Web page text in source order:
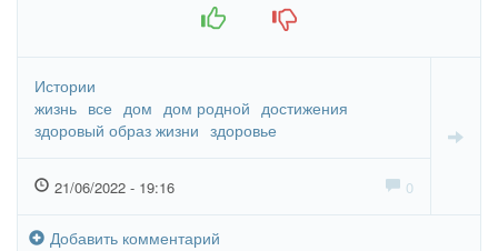
Истории
жизнь все дом дом родной достижения
здоровый образ жизни здоровье
21/06/2022 - 19:16 0
Добавить комментарий